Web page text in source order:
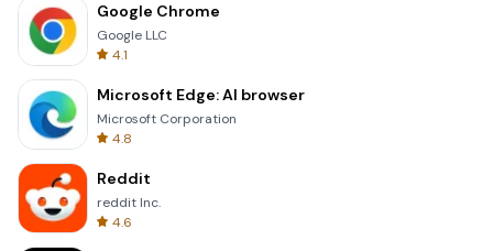
Google Chrome
Google LLC
4.1
Microsoft Edge: AI browser
Microsoft Corporation
4.8
Reddit
reddit Inc.
4.6